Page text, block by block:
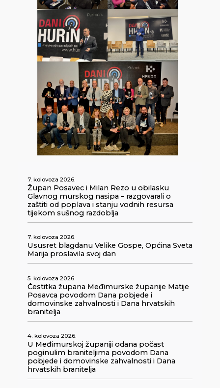
7. kolovoza 2026.
Župan Posavec i Milan Rezo u obilasku
Glavnog murskog nasipa – razgovarali o
zaštiti od poplava i stanju vodnih resursa
tijekom sušnog razdoblja
7. kolovoza 2026.
Ususret blagdanu Velike Gospe, Općina Sveta
Marija proslavila svoj dan
5. kolovoza 2026.
Čestitka župana Međimurske županije Matije
Posavca povodom Dana pobjede i
domovinske zahvalnosti i Dana hrvatskih
branitelja
4. kolovoza 2026.
U Međimurskoj županiji odana počast
poginulim braniteljima povodom Dana
pobjede i domovinske zahvalnosti i Dana
hrvatskih branitelja